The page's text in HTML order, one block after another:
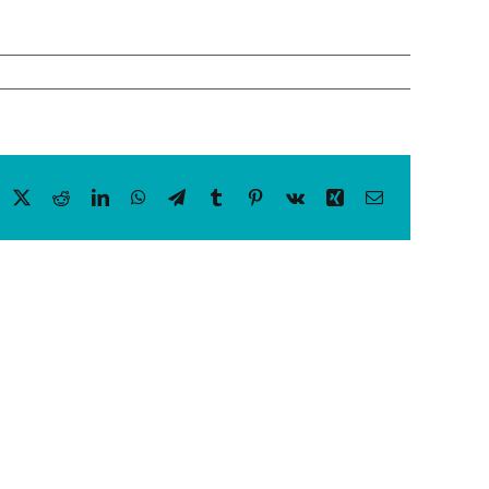
Facebook RedditLinkedInWhatsApp
TelegramTumblr Pinterest
Vk Xing Email